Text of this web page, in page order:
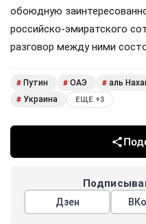
обоюдную
российско-эмиратского
разговор между ними
# Путин # ОАЭ # аль
# Украина ЕЩЕ +3
Дзен